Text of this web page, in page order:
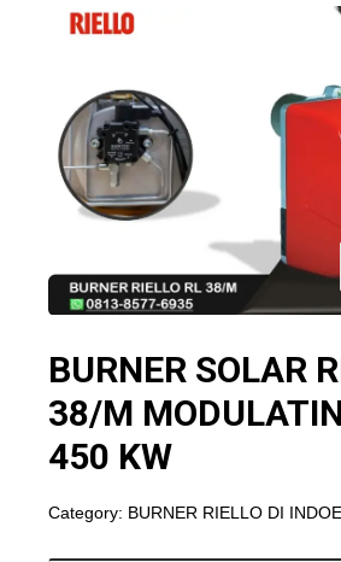
BURNER SOLAR
38/M
450 KW
Category: BURNER RIELLO DI